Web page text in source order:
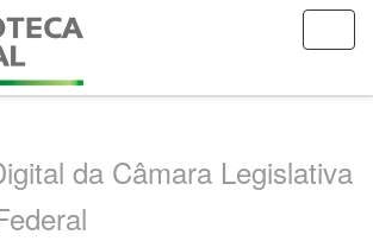
da Câmara Legislativa